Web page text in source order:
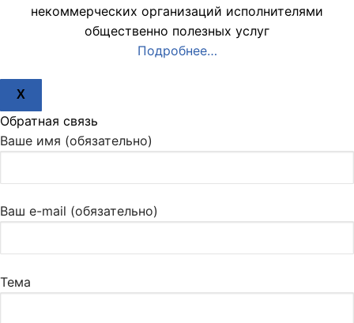
некоммерческих организаций исполнителями
общественно полезных услуг
Подробнее…
X
Обратная связь
Ваше имя (обязательно)
Ваш e-mail (обязательно)
Тема